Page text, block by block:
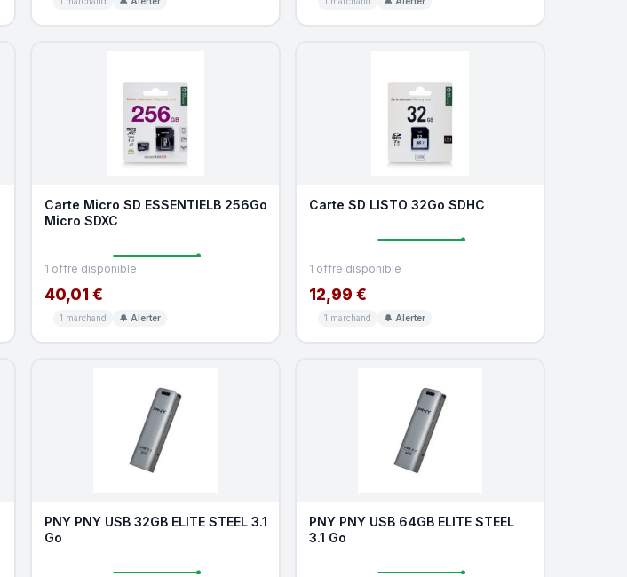
Carte Micro SD ESSENTIELB 256Go
Micro SDXC
1 offre disponible
40,01 €
1 marchand 🔔 Alerter
Carte SD LISTO 32Go SDHC
1 offre disponible
12,99 €
1 marchand 🔔 Alerter
PNY PNY USB 32GB ELITE STEEL 3.1
Go
PNY PNY USB 64GB ELITE STEEL
3.1 Go